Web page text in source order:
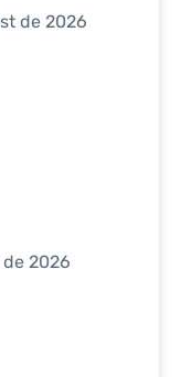
de 2026
2026